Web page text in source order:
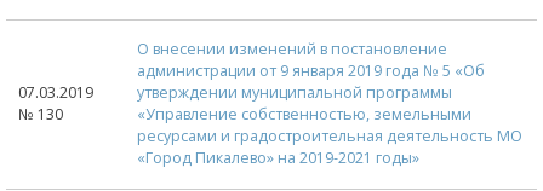
07.03.2019
№ 130
О внесении изменений в постановление
администрации от 9 января 2019 года № 5 «Об
утверждении муниципальной программы
«Управление собственностью, земельными
ресурсами и градостроительная деятельность МО
«Город Пикалево» на 2019-2021 годы»